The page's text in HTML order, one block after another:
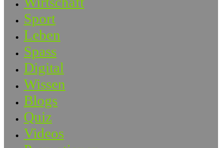
Sport
Leben
Spass
Digital
Wissen
Blogs
Quiz
Videos